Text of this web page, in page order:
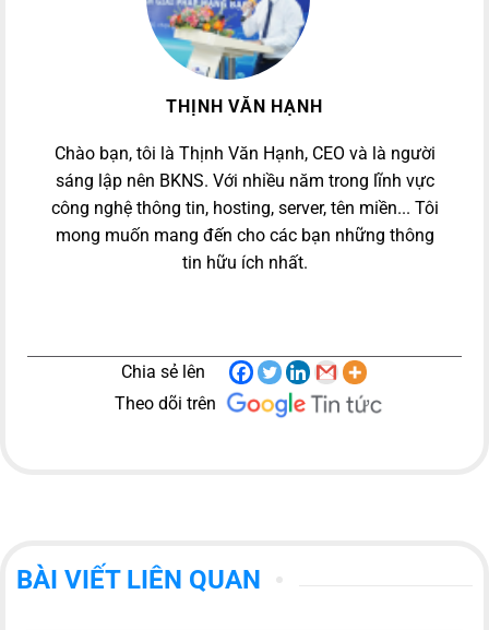
THỊNH VĂN HẠNH
Chào bạn, tôi là Thịnh Văn Hạnh, CEO và là người
sáng lập nên BKNS. Với nhiều năm trong lĩnh vực
công nghệ thông tin, hosting, server, tên miền... Tôi
mong muốn mang đến cho các bạn những thông
tin hữu ích nhất.
Chia sẻ lên
Theo dõi trên
BÀI VIẾT LIÊN QUAN